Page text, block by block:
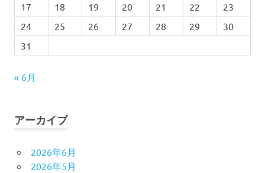
17
18 19 20 21 22
23
24
25 26 27 28 29
30
31
« 6月
アーカイブ
2026年6月
2026年5月